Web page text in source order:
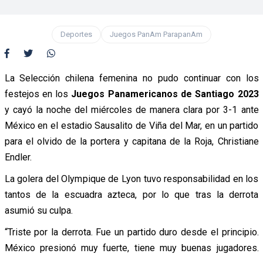
Deportes Juegos PanAm ParapanAm
La Selección chilena femenina no pudo continuar con los
festejos en los Juegos Panamericanos de Santiago 2023
y cayó la noche del miércoles de manera clara por 3-1 ante
México en el estadio Sausalito de Viña del Mar, en un partido
para el olvido de la portera y capitana de la Roja, Christiane
Endler.
La golera del Olympique de Lyon tuvo responsabilidad en los
tantos de la escuadra azteca, por lo que tras la derrota
asumió su culpa.
“Triste por la derrota. Fue un partido duro desde el principio.
México presionó muy fuerte, tiene muy buenas jugadores.